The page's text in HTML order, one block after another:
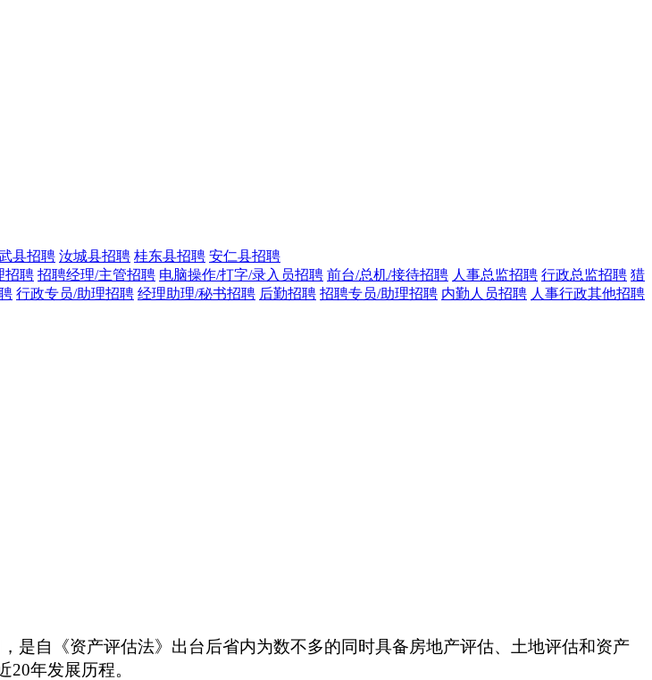
县招聘 汝城县招聘 桂东县招聘 安仁县招聘
招聘 招聘经理/主管招聘 电脑操作/打字/录入员招聘 前台/总机/接待招聘 人事总监招聘 行政总监招聘 猎
行政专员/助理招聘 经理助理/秘书招聘 后勤招聘 招聘专员/助理招聘 内勤人员招聘 人事行政其他招聘
是自《资产评估法》出台后省内为数不多的同时具备房地产评估、土地评估和资产
20年发展历程。